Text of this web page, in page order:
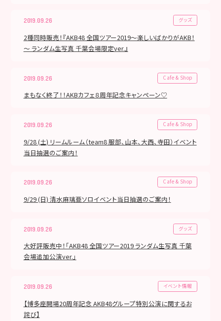
2019.09.26 グッズ
2種同時販売！『AKB48 全国ツアー2019～楽しいばかりがAKB！
～ ランダム生写真 千葉会場限定ver.』
2019.09.26 Cafe & Shop
まもなく終了！！AKBカフェ８周年記念キャンペーン♡
2019.09.26 Cafe & Shop
9/28 (土) リームルーム（team8 服部、山本、大西、寺田）イベント
当日抽選のご案内！
2019.09.26 Cafe & Shop
9/29 (日) 清水麻璃亜ソロイベント当日抽選のご案内！
2019.09.26 グッズ
大好評販売中！「AKB48 全国ツアー2019 ランダム生写真 千葉
会場追加公演ver.」
2019.09.26 イベント情報
【博多座開場20周年記念 AKB48グループ特別公演に関するお
詫び】